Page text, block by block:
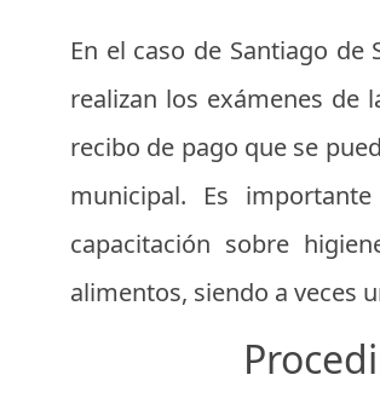
En el caso de Santiago
realizan los exámenes de
recibo de pago que se
municipal. Es
capacitación sobre
alimentos, siendo a veces